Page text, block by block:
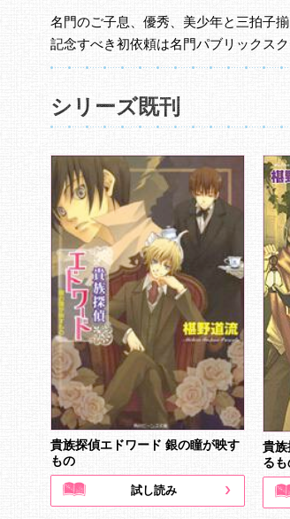
名門のご子息、優秀、美少年と三拍子
記念すべき初依頼は名門パブリックス
シリーズ既刊
貴族探偵エドワード 銀の瞳が映す
もの
試し読み
貴族
るも